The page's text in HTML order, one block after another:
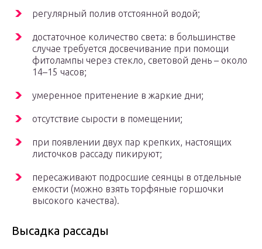
регулярный полив отстоянной водой;
достаточное количество света: в большинстве
случае требуется досвечивание при помощи
фитолампы через стекло, световой день – около
14–15 часов;
умеренное притенение в жаркие дни;
отсутствие сырости в помещении;
при появлении двух пар крепких, настоящих
листочков рассаду пикируют;
пересаживают подросшие сеянцы в отдельные
емкости (можно взять торфяные горшочки
высокого качества).
Высадка рассады